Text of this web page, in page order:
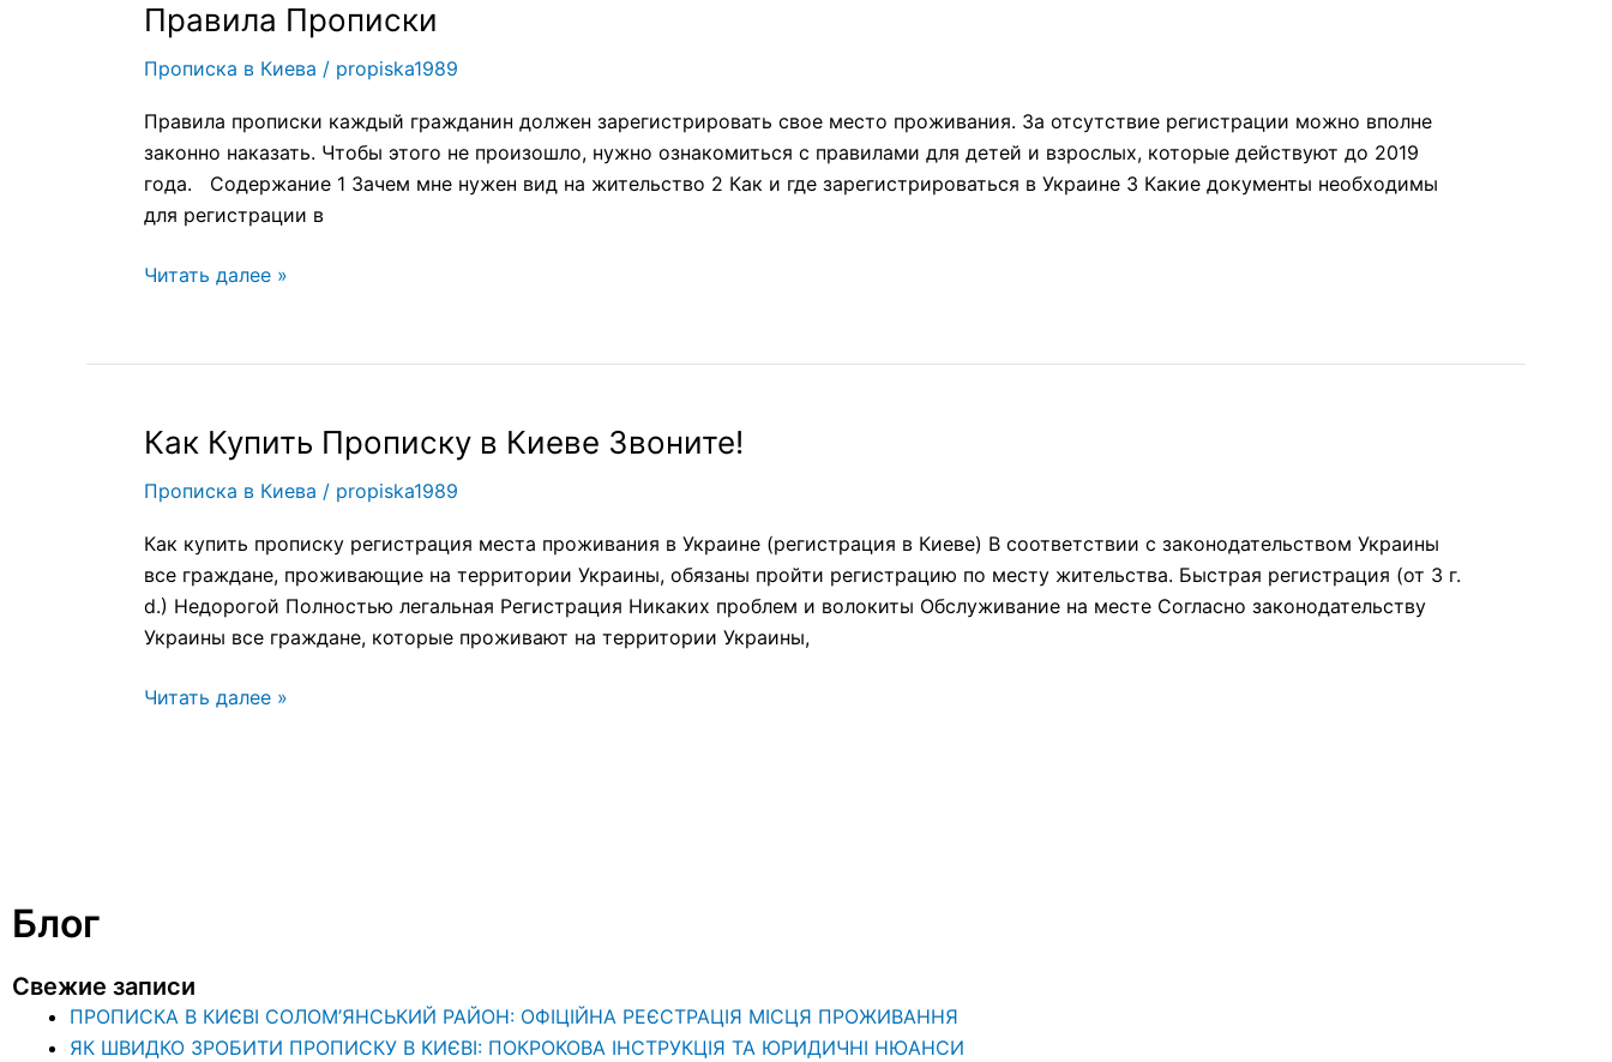
Правила Прописки
Прописка в Киева / propiska1989
Правила прописки каждый гражданин должен зарегистрировать свое место проживания. За отсутствие регистрации можно вполне
законно наказать. Чтобы этого не произошло, нужно ознакомиться с правилами для детей и взрослых, которые действуют до 2019
года. Содержание 1 Зачем мне нужен вид на жительство 2 Как и где зарегистрироваться в Украине 3 Какие документы необходимы
для регистрации в
Правила
Прописки
Читать далее »
Как Купить Прописку в Киеве Звоните!
Прописка в Киева / propiska1989
Как купить прописку регистрация места проживания в Украине (регистрация в Киеве) В соответствии с законодательством Украины
все граждане, проживающие на территории Украины, обязаны пройти регистрацию по месту жительства. Быстрая регистрация (от 3 г.
d.) Недорогой Полностью легальная Регистрация Никаких проблем и волокиты Обслуживание на месте Согласно законодательству
Украины все граждане, которые проживают на территории Украины,
Как
Прописку
в
Киеве
Звоните!
Читать далее »
Блог
Свежие записи
ПРОПИСКА В КИЄВІ СОЛОМ’ЯНСЬКИЙ РАЙОН: ОФІЦІЙНА РЕЄСТРАЦІЯ МІСЦЯ ПРОЖИВАННЯ
ЯК ШВИДКО ЗРОБИТИ ПРОПИСКУ В КИЄВІ: ПОКРОКОВА ІНСТРУКЦІЯ ТА ЮРИДИЧНІ НЮАНСИ